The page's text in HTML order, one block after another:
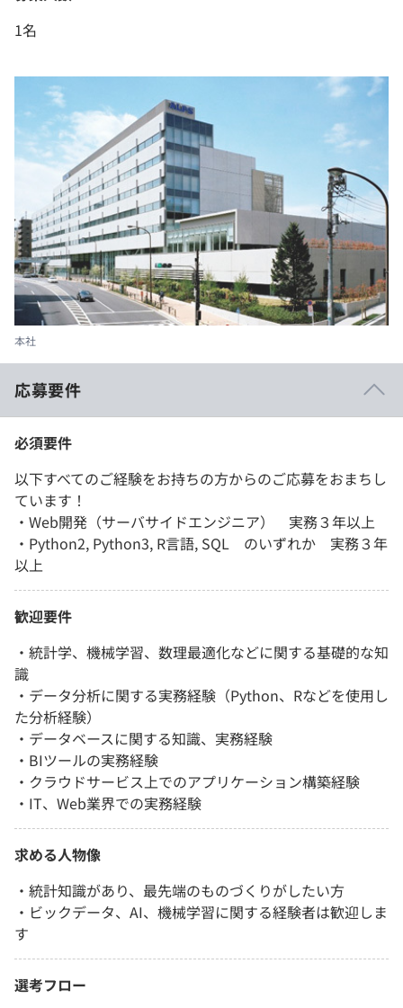
1名
本社
応募要件
必須要件
以下すべてのご経験をお持ちの方からのご応募をおまちし
ています！
・Web開発（サーバサイドエンジニア） 実務３年以上
・Python2, Python3, R言語, SQL のいずれか 実務３年
以上
歓迎要件
・統計学、機械学習、数理最適化などに関する基礎的な知
識
・データ分析に関する実務経験（Python、Rなどを使用し
た分析経験）
・データベースに関する知識、実務経験
・BIツールの実務経験
・クラウドサービス上でのアプリケーション構築経験
・IT、Web業界での実務経験
求める人物像
・統計知識があり、最先端のものづくりがしたい方
・ビックデータ、AI、機械学習に関する経験者は歓迎しま
す
選考フロー